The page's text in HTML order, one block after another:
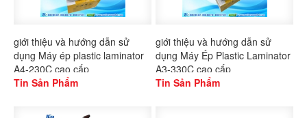
giới thiệu và hướng dẫn sử
dụng Máy ép plastic laminator
A4-230C cao cấp
Tin Sản Phẩm
giới thiệu và hướng dẫn sử
dụng Máy Ép Plastic Laminator
A3-330C cao cấp
Tin Sản Phẩm